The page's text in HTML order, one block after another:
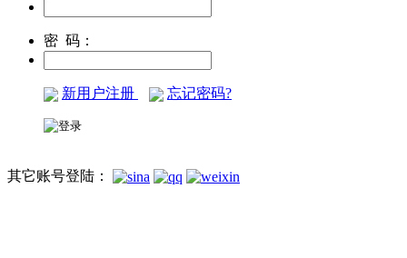
密 码：
新用户注册 忘记密码?
其它账号登陆：